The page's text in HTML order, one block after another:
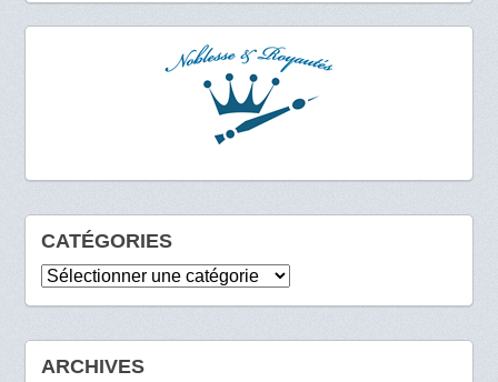
CATÉGORIES
Catégories
ARCHIVES